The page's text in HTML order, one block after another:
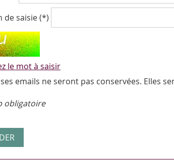
de saisie (*)
le mot à saisir
emails ne seront pas conservées. Elles
obligatoire